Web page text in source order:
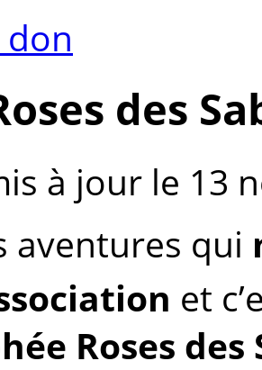
don
des
à jour le 13
aventures qui
et
Roses